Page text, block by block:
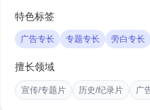
特色标签
广告专长 专题专长 旁白专长
擅长领域
宣传/专题片 历史/纪录片 广